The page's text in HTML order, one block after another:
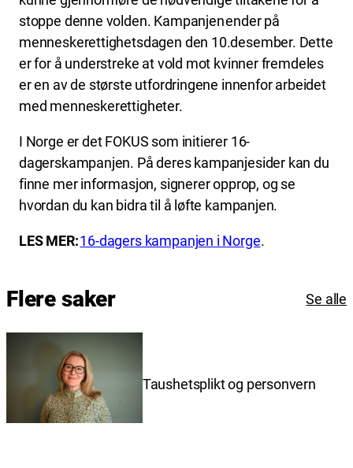
stoppe denne volden. Kampanjen ender på
menneskerettighetsdagen den 10.desember. Dette
er for å understreke at vold mot kvinner fremdeles
er en av de største utfordringene innenfor arbeidet
med menneskerettigheter.
I Norge er det FOKUS som initierer 16-
dagerskampanjen. På deres kampanjesider kan du
finne mer informasjon, signerer opprop, og se
hvordan du kan bidra til å løfte kampanjen.
LES MER:16-dagers kampanjen i Norge.
Flere saker Se alle
Taushetsplikt og personvern